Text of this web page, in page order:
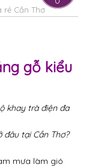
Cần Thơ
gỗ kiểu
khay trà điện đa
tại Cần Thơ?
mưa làm gió